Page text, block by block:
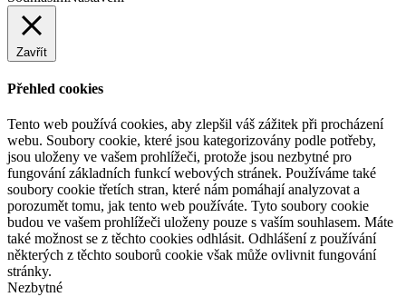
Zavřít
Přehled cookies
Tento web používá cookies, aby zlepšil váš zážitek při procházení
webu. Soubory cookie, které jsou kategorizovány podle potřeby,
jsou uloženy ve vašem prohlížeči, protože jsou nezbytné pro
fungování základních funkcí webových stránek. Používáme také
soubory cookie třetích stran, které nám pomáhají analyzovat a
porozumět tomu, jak tento web používáte. Tyto soubory cookie
budou ve vašem prohlížeči uloženy pouze s vaším souhlasem. Máte
také možnost se z těchto cookies odhlásit. Odhlášení z používání
některých z těchto souborů cookie však může ovlivnit fungování
stránky.
Nezbytné